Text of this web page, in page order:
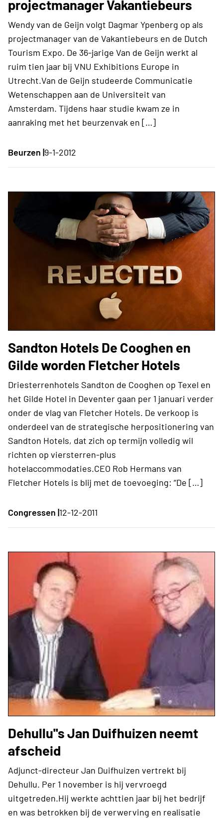
projectmanager Vakantiebeurs
Wendy van de Geijn volgt Dagmar Ypenberg op als
projectmanager van de Vakantiebeurs en de Dutch
Tourism Expo. De 36-jarige Van de Geijn werkt al
ruim tien jaar bij VNU Exhibitions Europe in
Utrecht.Van de Geijn studeerde Communicatie
Wetenschappen aan de Universiteit van
Amsterdam. Tijdens haar studie kwam ze in
aanraking met het beurzenvak en […]
Beurzen |9-1-2012
Sandton Hotels De Cooghen en
Gilde worden Fletcher Hotels
Driesterrenhotels Sandton de Cooghen op Texel en
het Gilde Hotel in Deventer gaan per 1 januari verder
onder de vlag van Fletcher Hotels. De verkoop is
onderdeel van de strategische herpositionering van
Sandton Hotels, dat zich op termijn volledig wil
richten op viersterren-plus
hotelaccommodaties.CEO Rob Hermans van
Fletcher Hotels is blij met de toevoeging: “De […]
Congressen |12-12-2011
Dehullu''s Jan Duifhuizen neemt
afscheid
Adjunct-directeur Jan Duifhuizen vertrekt bij
Dehullu. Per 1 november is hij vervroegd
uitgetreden.Hij werkte achttien jaar bij het bedrijf
en was betrokken bij de verwerving en realisatie